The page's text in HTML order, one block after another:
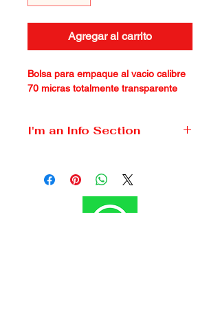
Agregar al carrito
Bolsa para empaque al vacio calibre
70 micras totalmente transparente
I'm an Info Section
"Return Policy" and "Care
Instructions" with your buyers.